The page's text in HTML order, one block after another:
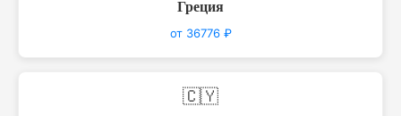
Греция
от 36776 ₽
🇨🇾